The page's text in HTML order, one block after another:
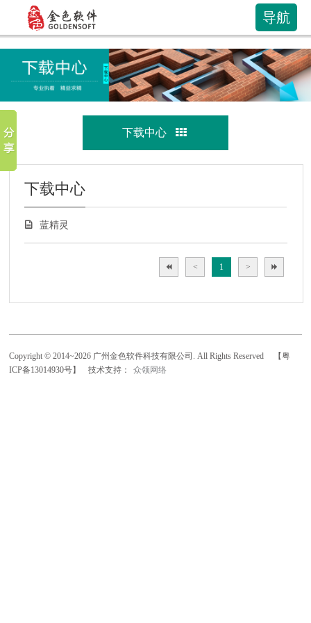
导航
下载中心
下载中心
蓝精灵
< 1 >
Copyright © 2014~2026 广州金色软件科技有限公司. All Rights Reserved
【粤
ICP备13014930号】
技术支持： 众领网络